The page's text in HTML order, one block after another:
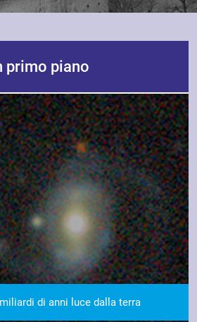
primo piano
di anni luce dalla terra